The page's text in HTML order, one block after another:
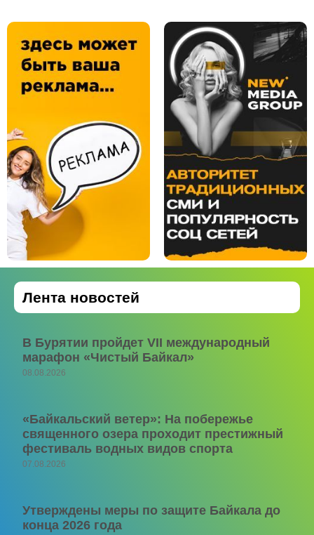
Лента новостей
В Бурятии пройдет VII международный
марафон «Чистый Байкал»
08.08.2026
«Байкальский ветер»: На побережье
священного озера проходит престижный
фестиваль водных видов спорта
07.08.2026
Утверждены меры по защите Байкала до
конца 2026 года